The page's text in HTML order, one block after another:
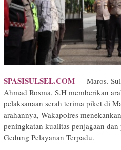
SPASISULSEL.COM — Maros.
Ahmad Rosma, S.H memberikan
pelaksanaan serah terima piket di
arahannya, Wakapolres
peningkatan kualitas penjagaan
Gedung Pelayanan Terpadu.